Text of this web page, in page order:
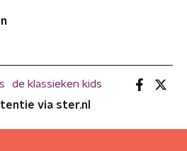
de klassieken kids
via ster.nl